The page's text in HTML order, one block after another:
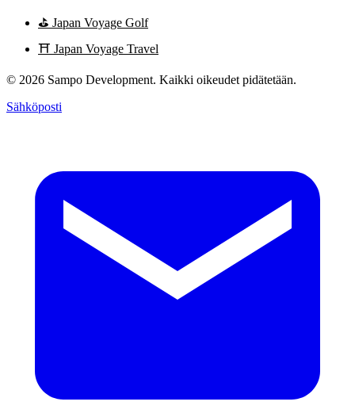
⛳ Japan Voyage Golf
⛩️ Japan Voyage Travel
© 2026 Sampo Development. Kaikki oikeudet pidätetään.
Sähköposti